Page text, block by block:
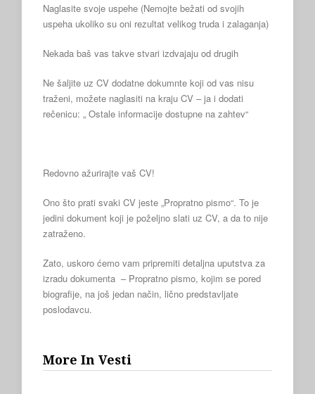
Naglasite svoje uspehe (Nemojte bežati od svojih
uspeha ukoliko su oni rezultat velikog truda i zalaganja)
Nekada baš vas takve stvari izdvajaju od drugih
Ne šaljite uz CV dodatne dokumnte koji od vas nisu
traženi, možete naglasiti na kraju CV – ja i dodati
rečenicu: „ Ostale informacije dostupne na zahtev“
Redovno ažurirajte vaš CV!
Ono što prati svaki CV jeste „Propratno pismo“. To je
jedini dokument koji je poželjno slati uz CV, a da to nije
zatraženo.
Zato, uskoro ćemo vam pripremiti detaljna uputstva za
izradu dokumenta – Propratno pismo, kojim se pored
biografije, na još jedan način, lično predstavljate
poslodavcu.
More In Vesti